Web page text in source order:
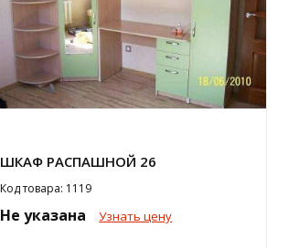
ШКАФ РАСПАШНОЙ 26
Код товара: 1119
Не указана Узнать цену